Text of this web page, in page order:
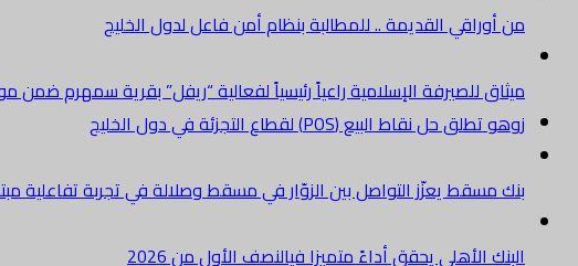
من أوراقي القديمة .. للمطالبة بنظام أمن فاعل لدول الخليج
ميثاق للصيرفة الإسلامية راعياً رئيسياً لفعالية “ريفل” بقرية سمهرم ضمن
زوهو تطلق حل نقاط البيع (POS) لقطاع التجزئة في دول الخليج
بنك مسقط يعزّز التواصل بين الزوّار في مسقط وصلالة في تجربة
البنك الأهلي يحقق أداءً متميزا فيالنصف الأول من 2026